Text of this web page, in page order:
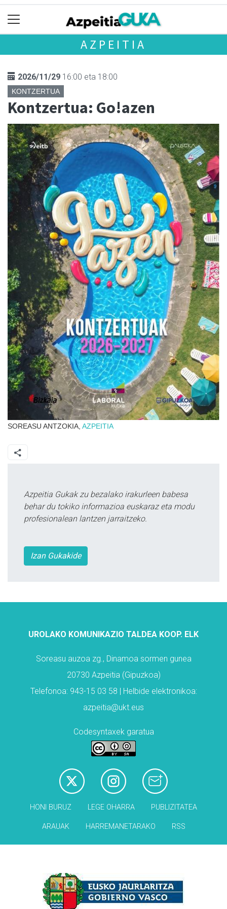
AZPEITIA
2026/11/29 16:00 eta 18:00
KONTZERTUA
Kontzertua: Go!azen
SOREASU ANTZOKIA, AZPEITIA
Azpeitia Gukak zu bezalako irakurleen babesa
behar du tokiko informazioa euskaraz eta modu
profesionalean lantzen jarraitzeko.
Izan Gukakide
UROLAKO KOMUNIKAZIO TALDEA KOOP. ELK
Soreasu auzoa zg., Dinamoa sormen gunea
20730 Azpeitia (Gipuzkoa)
Telefonoa: 943-15 03 58 | Helbide elektronikoa:
azpeitia@ukt.eus
Codesyntaxek garatua
HONI BURUZ LEGE OHARRA PUBLIZITATEA
ARAUAK HARREMANETARAKO RSS